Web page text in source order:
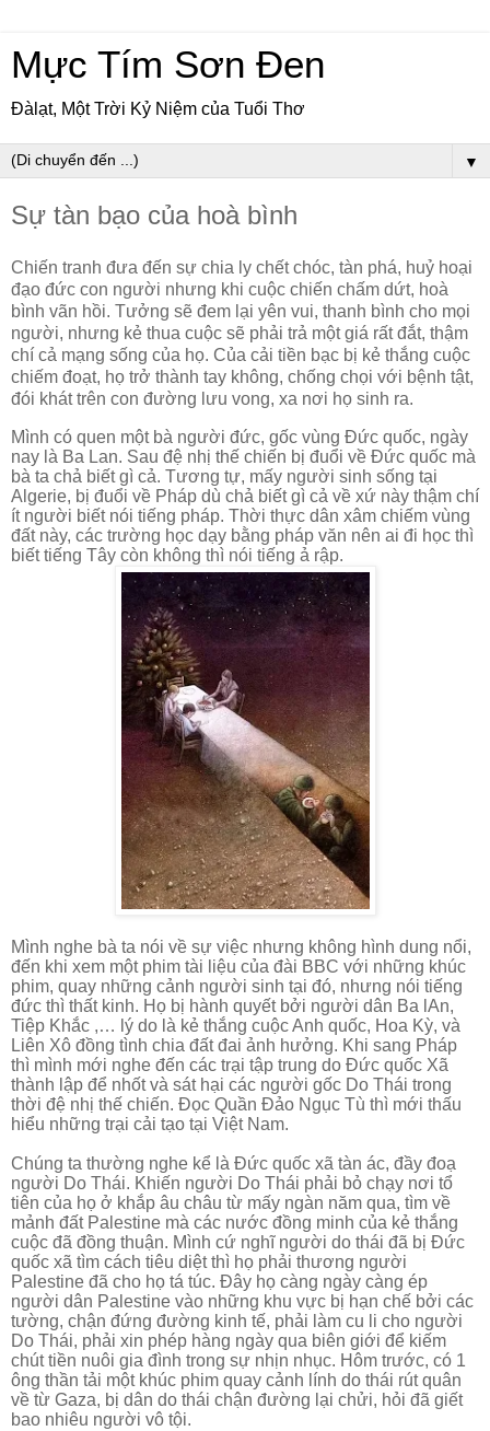
Mực Tím Sơn Đen
Đàlạt, Một Trời Kỷ Niệm của Tuổi Thơ
▼
Sự tàn bạo của hoà bình
Chiến tranh đưa đến sự chia ly chết chóc, tàn phá, huỷ hoại
đạo đức con người nhưng khi cuộc chiến chấm dứt, hoà
bình vãn hồi. Tưởng sẽ đem lại yên vui, thanh bình cho mọi
người, nhưng kẻ thua cuộc sẽ phải trả một giá rất đắt, thậm
chí cả mạng sống của họ. Của cải tiền bạc bị kẻ thắng cuộc
chiếm đoạt, họ trở thành tay không, chống chọi với bệnh tật,
đói khát trên con đường lưu vong, xa nơi họ sinh ra.
Mình có quen một bà người đức, gốc vùng Đức quốc, ngày
nay là Ba Lan. Sau đệ nhị thế chiến bị đuổi về Đức quốc mà
bà ta chả biết gì cả. Tương tự, mấy người sinh sống tại
Algerie, bị đuổi về Pháp dù chả biết gì cả về xứ này thậm chí
ít người biết nói tiếng pháp. Thời thực dân xâm chiếm vùng
đất này, các trường học dạy bằng pháp văn nên ai đi học thì
biết tiếng Tây còn không thì nói tiếng ả rập.
Mình nghe bà ta nói về sự việc nhưng không hình dung nổi,
đến khi xem một phim tài liệu của đài BBC với những khúc
phim, quay những cảnh người sinh tại đó, nhưng nói tiếng
đức thì thất kinh. Họ bị hành quyết bởi người dân Ba lAn,
Tiệp Khắc ,… lý do là kẻ thắng cuộc Anh quốc, Hoa Kỳ, và
Liên Xô đồng tình chia đất đai ảnh hưởng. Khi sang Pháp
thì mình mới nghe đến các trại tập trung do Đức quốc Xã
thành lập để nhốt và sát hại các người gốc Do Thái trong
thời đệ nhị thế chiến. Đọc Quần Đảo Ngục Tù thì mới thấu
hiểu những trại cải tạo tại Việt Nam.
Chúng ta thường nghe kể là Đức quốc xã tàn ác, đầy đoạ
người Do Thái. Khiến người Do Thái phải bỏ chạy nơi tổ
tiên của họ ở khắp âu châu từ mấy ngàn năm qua, tìm về
mảnh đất Palestine mà các nước đồng minh của kẻ thắng
cuộc đã đồng thuận. Mình cứ nghĩ người do thái đã bị Đức
quốc xã tìm cách tiêu diệt thì họ phải thương người
Palestine đã cho họ tá túc. Đây họ càng ngày càng ép
người dân Palestine vào những khu vực bị hạn chế bởi các
tường, chận đứng đường kinh tế, phải làm cu li cho người
Do Thái, phải xin phép hàng ngày qua biên giới để kiếm
chút tiền nuôi gia đình trong sự nhịn nhục. Hôm trước, có 1
ông thần tải một khúc phim quay cảnh lính do thái rút quân
về từ Gaza, bị dân do thái chận đường lại chửi, hỏi đã giết
bao nhiêu người vô tội.